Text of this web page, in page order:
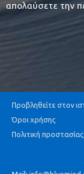
απολαύσετε την
Προβληθείτε στον
Όροι χρήσης
Πολιτική